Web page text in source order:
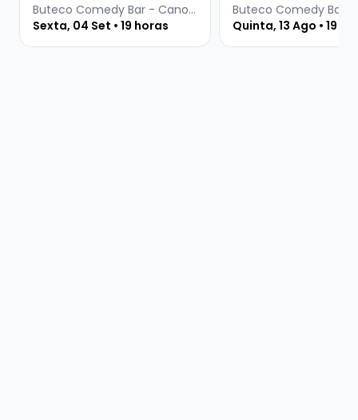
Buteco Comedy Bar - Canoas
Sexta, 04 Set • 19 horas
Quinta, 13 Ago • 19